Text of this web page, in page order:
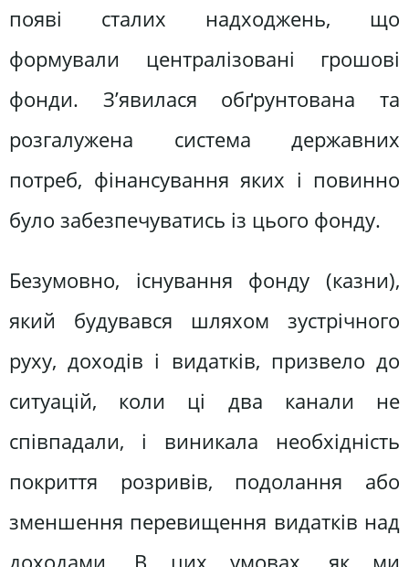
появі сталих надходжень, що
формували централізовані грошові
фонди. З’явилася обґрунтована та
розгалужена система державних
потреб, фінансування яких і повинно
було забезпечуватись із цього фонду.
Безумовно, існування фонду (казни),
який будувався шляхом зустрічного
руху, доходів і видатків, призвело до
ситуацій, коли ці два канали не
співпадали, і виникала необхідність
покриття розривів, подолання або
зменшення перевищення видатків над